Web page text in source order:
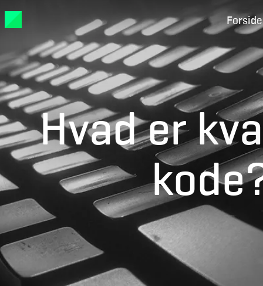
Forside
Hvad er